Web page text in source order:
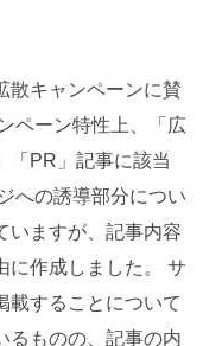
散キャンペーンに賛
ペーン特性上、「広
「PR」記事に該当
への誘導部分につい
いますが、記事内容
に作成しました。 サ
載することについて
るものの、記事の内